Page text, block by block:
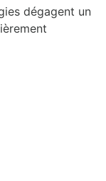
dégagent un